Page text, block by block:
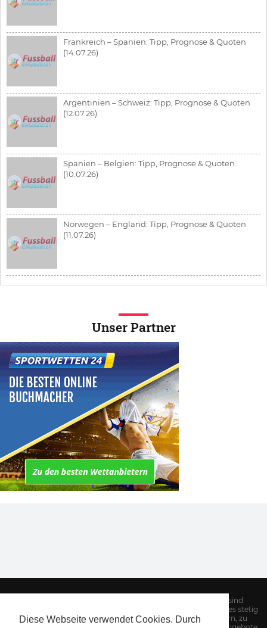
Diese Webseite verwendet Cookies. Durch
Frankreich – Spanien: Tipp, Prognose & Quoten
(14.07.26)
Argentinien – Schweiz: Tipp, Prognose & Quoten
(12.07.26)
Spanien – Belgien: Tipp, Prognose & Quoten
(10.07.26)
Norwegen – England: Tipp, Prognose & Quoten
(11.07.26)
Unser Partner
Hinweis: Alle Informationen auf unserer Website sind
sorgfältig recherchiert. Dennoch kann es Aufgrund des stetig
wechselnden Angebotes von Sportwettenanbietern, zu